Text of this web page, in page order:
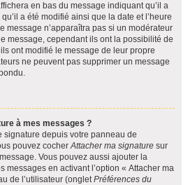
en bas du message indiquant qu’il a
a été modifié ainsi que la date et l’heure
message n’apparaîtra pas si un modérateur
message, cependant ils ont la possibilité de
ont modifié le message de leur propre
ne peuvent pas supprimer un message
à mes messages ?
signature depuis votre panneau de
pouvez cocherAttacher ma signature sur
Vous pouvez aussi ajouter la
messages en activant l’option « Attacher ma
de l’utilisateur (ongletPréférences du